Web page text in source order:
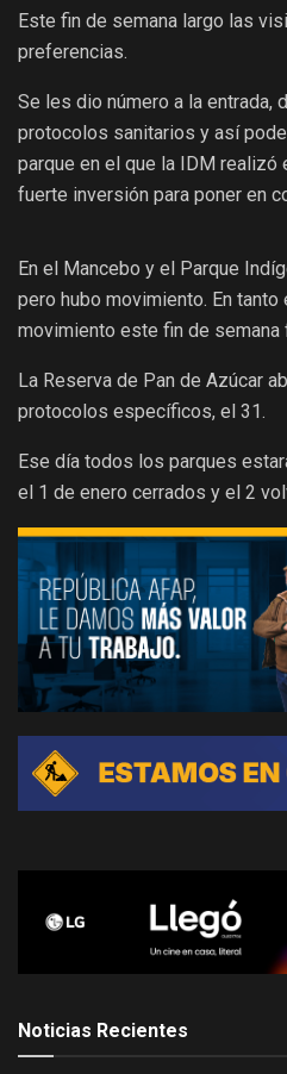
Este fin de semana largo las
preferencias.
Se les dio número a la entrada,
protocolos sanitarios y así
parque en el que la IDM realizó
fuerte inversión para poner en
En el Mancebo y el Parque
pero hubo movimiento. En tanto
movimiento este fin de semana
La Reserva de Pan de Azúcar
protocolos específicos, el 31.
Ese día todos los parques
el 1 de enero cerrados y el 2
Noticias Recientes